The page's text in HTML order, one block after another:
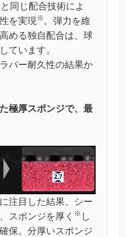
同じ配合技術によ
を実現 ※ 。弾力を維
める独自配合は、球
ています。
バー耐久性の結果か
極厚スポンジで、最
注目した結果、シー
スポンジを厚く ※ し
保。分厚いスポンジ